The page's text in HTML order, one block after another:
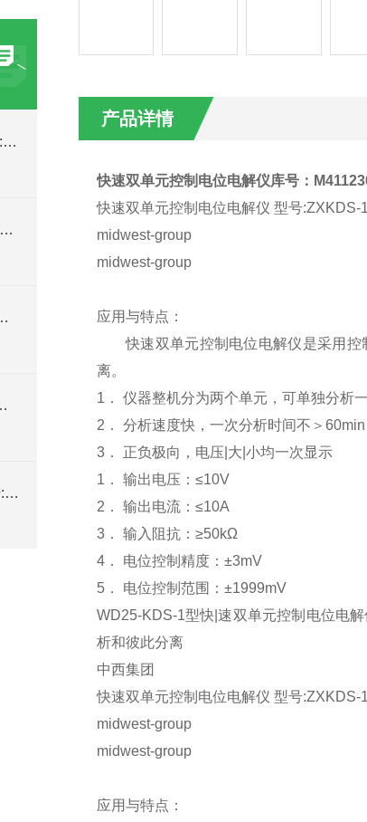
快速双单元控制电位电解仪型号:ZXKDS-1的技术简介
行走式喷雾塔型号:ZX/3WP-2000的技术简介
库号：M414546的技术介绍
的简单介绍
SVG低压静止无功发生装置型号:ZXSVG-35Kvar的详细介绍
产品详情
快速双单元控制电位电解仪库号：
快速双单元控制电位电解仪 型号
midwest-group
midwest-group
应用与特点：
快速双单元控制电位电解仪是采用控
离。
1． 仪器整机分为两个单元，可单独分析
2． 分析速度快，一次分析时间不＞
3． 正负极向，电压|大|小均一次显示
1． 输出电压：≤10V
2． 输出电流：≤10A
3． 输入阻抗：≥50kΩ
4． 电位控制精度：±3mV
5． 电位控制范围：±1999mV
WD25-KDS-1型快|速双单元控制电位电
析和彼此分离
中西集团
快速双单元控制电位电解仪 型号
midwest-group
midwest-group
应用与特点：